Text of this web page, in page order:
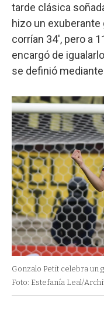
tarde clásica
hizo un
corrían 34', pero a
encargó de
se definió
Gonzalo Petit celebra un
Foto: Estefanía Leal/